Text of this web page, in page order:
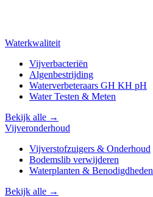
Waterkwaliteit
Vijverbacteriën
Algenbestrijding
Waterverbeteraars GH KH pH
Water Testen & Meten
Bekijk alle →
Vijveronderhoud
Vijverstofzuigers & Onderhoud
Bodemslib verwijderen
Waterplanten & Benodigdheden
Bekijk alle →